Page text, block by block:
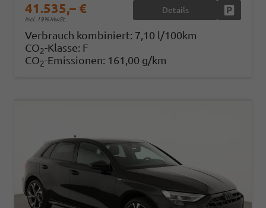
41.535,– €
incl. 19% MwSt.
Details
Verbrauch kombiniert: 7,10 l/100km
CO2-Klasse: F
CO2-Emissionen: 161,00 g/km